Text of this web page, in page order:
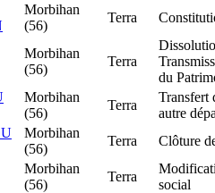
Morbihan
(56)
Terra
Morbihan
(56)
Terra
du
Morbihan
(56)
Terra
Transfert
autre
Morbihan
(56)
Terra Clôture
Morbihan
(56)
Terra
social